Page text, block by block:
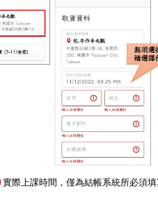
實際上課時間，僅為結帳系統所必須